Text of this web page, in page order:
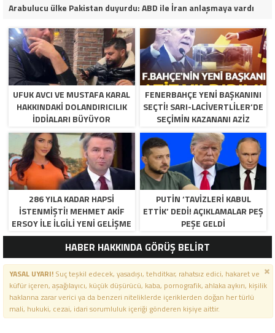
Arabulucu ülke Pakistan duyurdu: ABD ile İran anlaşmaya vardı
UFUK AVCI VE MUSTAFA KARAL
HAKKINDAKI DOLANDIRICILIK
İDDIALARI BÜYÜYOR
FENERBAHÇE YENI BAŞKANINI
SEÇTI! SARI-LACIVERTLILER’DE
SEÇIMIN KAZANANI AZIZ
YILDIRIM OLDU
286 YILA KADAR HAPSI
ISTENMIŞTI! MEHMET AKIF
ERSOY ILE ILGILI YENI GELIŞME
PUTIN ‘TAVIZLERI KABUL
ETTIK’ DEDI! AÇIKLAMALAR PEŞ
PEŞE GELDI
HABER HAKKINDA GÖRÜŞ BELİRT
YASAL UYARI!Suç teşkil edecek, yasadışı, tehditkar, rahatsız edici, hakaret ve
küfür içeren, aşağılayıcı, küçük düşürücü, kaba, pornografik, ahlaka aykırı, kişilik
haklarına zarar verici ya da benzeri niteliklerde içeriklerden doğan her türlü
mali, hukuki, cezai, idari sorumluluk içeriği gönderen kişiye aittir.